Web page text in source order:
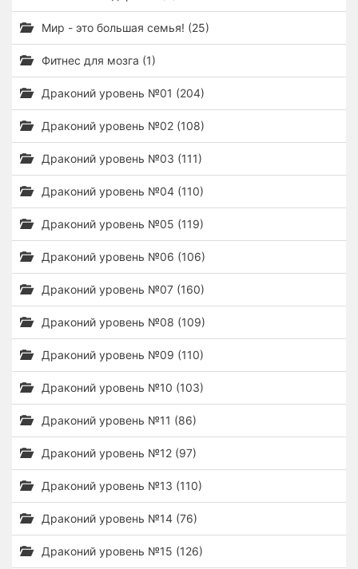
Мир - это большая семья! (25)
Фитнес для мозга (1)
Драконий уровень №01 (204)
Драконий уровень №02 (108)
Драконий уровень №03 (111)
Драконий уровень №04 (110)
Драконий уровень №05 (119)
Драконий уровень №06 (106)
Драконий уровень №07 (160)
Драконий уровень №08 (109)
Драконий уровень №09 (110)
Драконий уровень №10 (103)
Драконий уровень №11 (86)
Драконий уровень №12 (97)
Драконий уровень №13 (110)
Драконий уровень №14 (76)
Драконий уровень №15 (126)